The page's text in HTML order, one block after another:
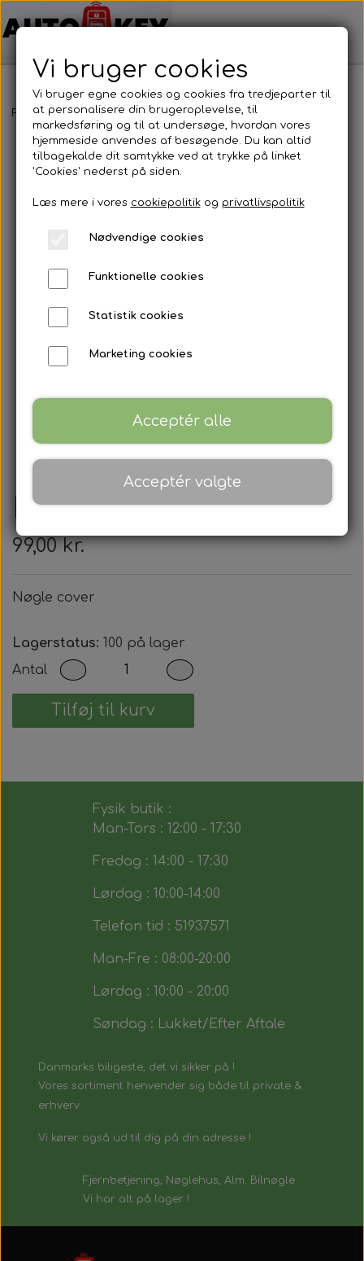
Forside Bilnøgler Dacia Nøgle cover Nøgle cover
Nøgle cover
99,00 kr.
Nøgle cover
Lagerstatus: 100 på lager
Antal
Tilføj til kurv
Fysik butik :
Man-Tors : 12:00 - 17:30
Fredag : 14:00 - 17:30
Lørdag : 10:00-14:00
Telefon tid : 51937571
Man-Fre : 08:00-20:00
Lørdag : 10:00 - 20:00
Søndag : Lukket/Efter Aftale
Danmarks biligeste, det vi sikker på !
Vores sortiment henvender sig både til private &
erhverv.
Vi kører også ud til dig på din adresse !
Fjernbetjening, Nøglehus, Alm. Bilnøgle
Vi har alt på lager !
Vi bruger cookies
Vi bruger egne cookies og cookies fra tredjeparter til
at personalisere din brugeroplevelse, til
markedsføring og til at undersøge, hvordan vores
hjemmeside anvendes af besøgende. Du kan altid
tilbagekalde dit samtykke ved at trykke på linket
'Cookies' nederst på siden.
Læs mere i vores cookiepolitikog privatlivspolitik
Nødvendige cookies
Funktionelle cookies
Statistik cookies
Marketing cookies
Acceptér alle
Acceptér valgte